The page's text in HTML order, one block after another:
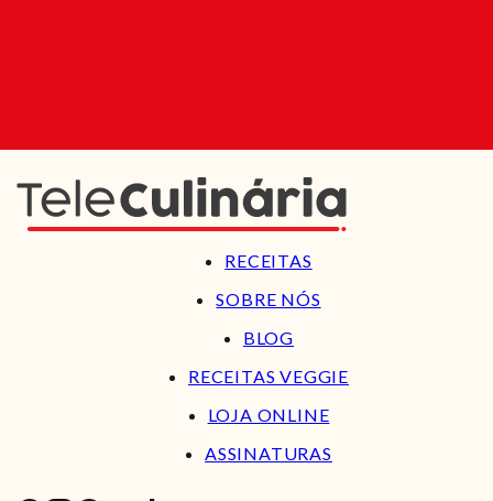
RECEITAS
SOBRE NÓS
BLOG
RECEITAS VEGGIE
LOJA ONLINE
ASSINATURAS